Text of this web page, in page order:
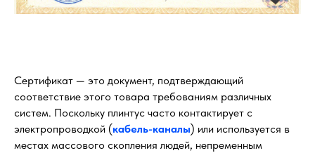
Сертификат — это документ, подтверждающий
соответствие этого товара требованиям различных
систем. Поскольку плинтус часто контактирует с
электропроводкой (кабель-каналы) или используется в
местах массового скопления людей, непременным